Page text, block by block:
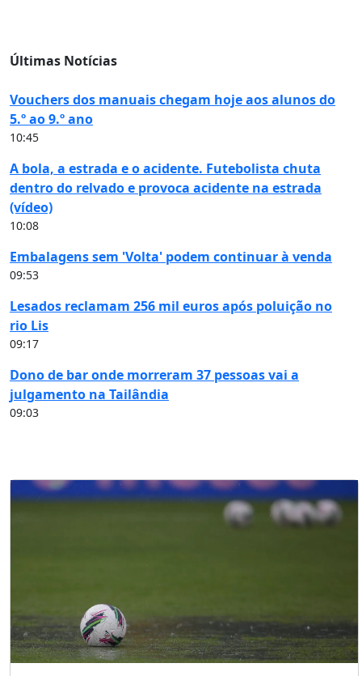
Últimas Notícias
Vouchers dos manuais chegam hoje aos alunos do
5.º ao 9.º ano
10:45
A bola, a estrada e o acidente. Futebolista chuta
dentro do relvado e provoca acidente na estrada
(vídeo)
10:08
Embalagens sem 'Volta' podem continuar à venda
09:53
Lesados reclamam 256 mil euros após poluição no
rio Lis
09:17
Dono de bar onde morreram 37 pessoas vai a
julgamento na Tailândia
09:03